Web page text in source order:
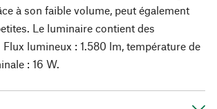
à son faible volume, peut également
Le luminaire contient des
lumineux : 1.580 lm, température de
: 16 W.